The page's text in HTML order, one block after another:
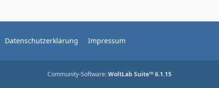
Datenschutzerklärung Impressum
Community-Software:WoltLab Suite™ 6.1.15